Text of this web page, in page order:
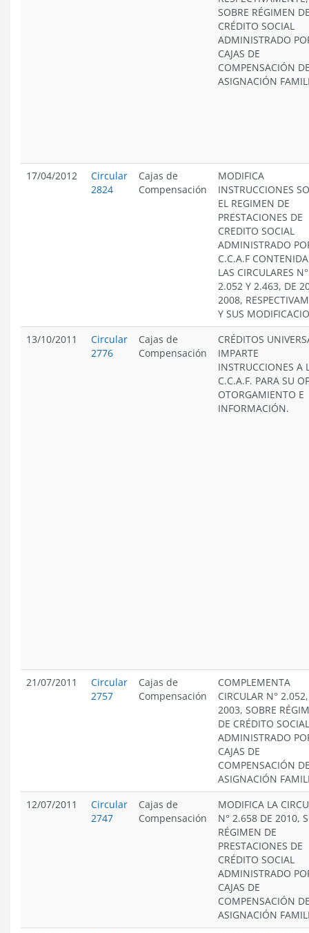
SOBRE RÉGIMEN
CRÉDITO SOCIAL
ADMINISTRADO
CAJAS DE
COMPENSACIÓN
ASIGNACIÓN
17/04/2012
Circular
2824
Cajas de
Compensación
MODIFICA
INSTRUCCIONES
EL REGIMEN DE
PRESTACIONES DE
CREDITO SOCIAL
ADMINISTRADO
C.C.A.F
LAS CIRCULARES
2.052 Y 2.463, DE
2008,
Y SUS
13/10/2011
Circular
2776
Cajas de
Compensación
CRÉDITOS
IMPARTE
INSTRUCCIONES A
C.C.A.F. PARA SU
OTORGAMIENTO E
INFORMACIÓN.
21/07/2011
Circular
2757
Cajas de
Compensación
COMPLEMENTA
CIRCULAR N°
2003, SOBRE
DE CRÉDITO SOCIAL
ADMINISTRADO
CAJAS DE
COMPENSACIÓN
ASIGNACIÓN
12/07/2011
Circular
2747
Cajas de
Compensación
MODIFICA LA
N° 2.658 DE 2010,
RÉGIMEN DE
PRESTACIONES DE
CRÉDITO SOCIAL
ADMINISTRADO
CAJAS DE
COMPENSACIÓN
ASIGNACIÓN